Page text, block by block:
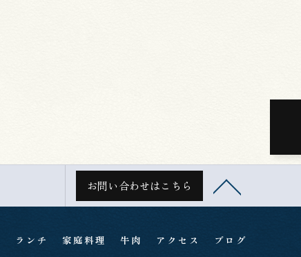
お問い合わせはこちら
ランチ 家庭料理 牛肉 アクセス ブログ